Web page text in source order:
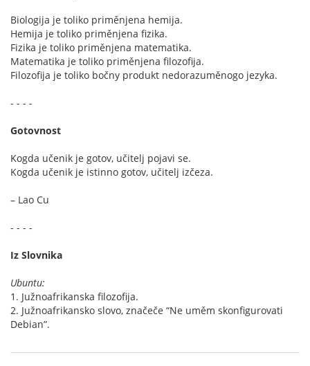
Biologija je toliko priměnjena hemija.
Hemija je toliko priměnjena fizika.
Fizika je toliko priměnjena matematika.
Matematika je toliko priměnjena filozofija.
Filozofija je toliko bočny produkt nedorazuměnogo jezyka.
- - - -
Gotovnost
Kogda učenik je gotov, učitelj pojavi se.
Kogda učenik je istinno gotov, učitelj izčeza.
– Lao Cu
- - - -
Iz Slovnika
Ubuntu:
1. Južnoafrikanska filozofija.
2. Južnoafrikansko slovo, značeče “Ne uměm skonfigurovati
Debian”.